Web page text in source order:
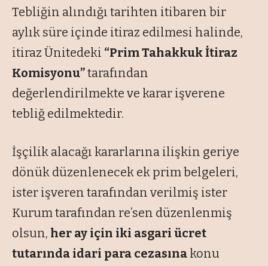
Tebliğin alındığı tarihten itibaren bir
aylık süre içinde itiraz edilmesi halinde,
itiraz Ünitedeki “Prim Tahakkuk İtiraz
Komisyonu”tarafından
değerlendirilmekte ve karar işverene
tebliğ edilmektedir.
İşçilik alacağı kararlarına ilişkin geriye
dönük düzenlenecek ek prim belgeleri,
ister işveren tarafından verilmiş ister
Kurum tarafından re’sen düzenlenmiş
olsun, her ay için iki asgari ücret
tutarında idari para cezasına konu